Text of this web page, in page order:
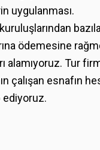
uygulanması.
ödemesine
alamıyoruz. Tur
çalışan esnafın
ediyoruz.